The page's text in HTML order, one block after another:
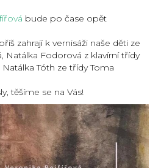
bude po čase opět
zahrají k vernisáži naše děti ze
Natálka Fodorová z klavírní třídy
Tóth ze třídy Toma
těšíme se na Vás!